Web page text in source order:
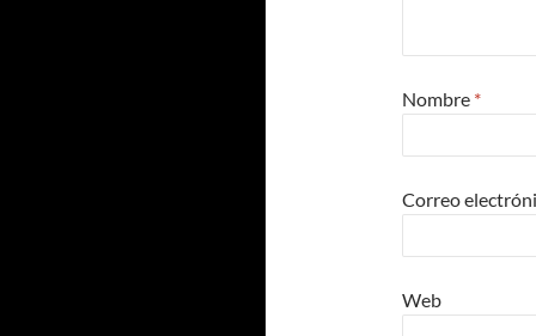
Nombre *
Correo
Web